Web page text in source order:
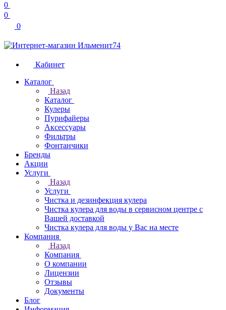
0
0
0
Кабинет
Каталог
Назад
Каталог
Кулеры
Пурифайеры
Аксессуары
Фильтры
Фонтанчики
Бренды
Акции
Услуги
Назад
Услуги
Чистка и дезинфекция кулера
Чистка кулера для воды в сервисном центре с
Вашей доставкой
Чистка кулера для воды у Вас на месте
Компания
Назад
Компания
О компании
Лицензии
Отзывы
Документы
Блог